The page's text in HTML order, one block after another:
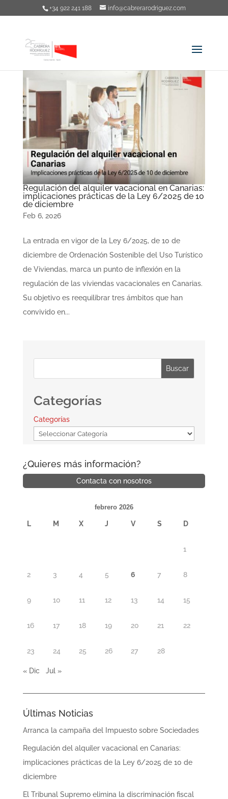
+34 922 241 188 info@cabrerarodriguez.com
Regulación del alquiler vacacional en Canarias:
implicaciones prácticas de la Ley 6/2025 de 10
de diciembre
Feb 6, 2026
La entrada en vigor de la Ley 6/2025, de 10 de
diciembre de Ordenación Sostenible del Uso Turístico
de Viviendas, marca un punto de inflexión en la
regulación de las viviendas vacacionales en Canarias.
Su objetivo es reequilibrar tres ámbitos que han
convivido en...
Buscar
Categorías
Categorías
¿Quieres más información?
Contacta con nosotros
febrero 2026
L M X J V S D
1
2 3 4 5 6 7 8
9 10 11 12 13 14 15
16 17 18 19 20 21 22
23 24 25 26 27 28
« Dic Jul »
Últimas Noticias
Arranca la campaña del Impuesto sobre Sociedades
Regulación del alquiler vacacional en Canarias:
implicaciones prácticas de la Ley 6/2025 de 10 de
diciembre
El Tribunal Supremo elimina la discriminación fiscal